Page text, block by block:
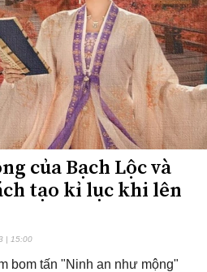
của Bạch Lộc và
tạo kỉ lục khi lên
| 15:00
bom tấn "Ninh an như mộng"